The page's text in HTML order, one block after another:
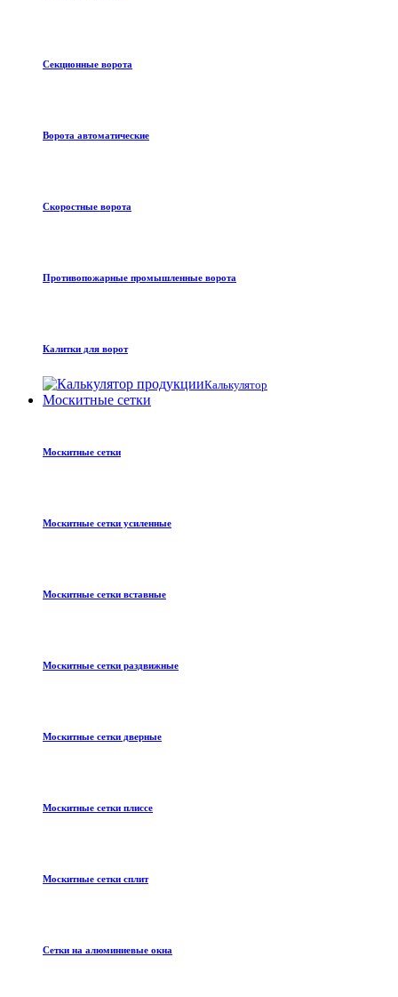
Секционные ворота
Ворота автоматические
Скоростные ворота
Противопожарные промышленные ворота
Калитки для ворот
Калькулятор
Москитные сетки
Москитные сетки
Москитные сетки усиленные
Москитные сетки вставные
Москитные сетки раздвижные
Москитные сетки дверные
Москитные сетки плиссе
Москитные сетки сплит
Сетки на алюминиевые окна